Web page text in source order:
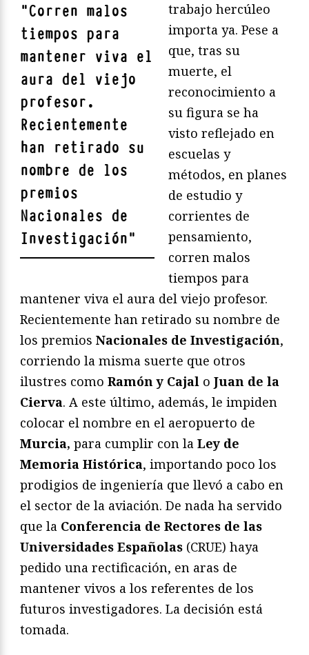
"Corren malos
tiempos para
mantener viva el
aura del viejo
profesor.
Recientemente
han retirado su
nombre de los
premios
Nacionales de
Investigación"
trabajo hercúleo
importa ya. Pese a
que, tras su
muerte, el
reconocimiento a
su figura se ha
visto reflejado en
escuelas y
métodos, en planes
de estudio y
corrientes de
pensamiento,
corren malos
tiempos para
mantener viva el aura del viejo profesor.
Recientemente han retirado su nombre de
los premios Nacionales de Investigación,
corriendo la misma suerte que otros
ilustres como Ramón y Cajal o Juan de la
Cierva. A este último, además, le impiden
colocar el nombre en el aeropuerto de
Murcia, para cumplir con la Ley de
Memoria Histórica, importando poco los
prodigios de ingeniería que llevó a cabo en
el sector de la aviación. De nada ha servido
que la Conferencia de Rectores de las
Universidades Españolas (CRUE) haya
pedido una rectificación, en aras de
mantener vivos a los referentes de los
futuros investigadores. La decisión está
tomada.